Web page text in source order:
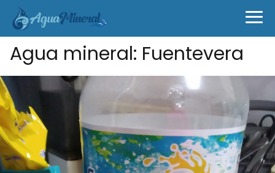
Agua mineral: Fuentevera